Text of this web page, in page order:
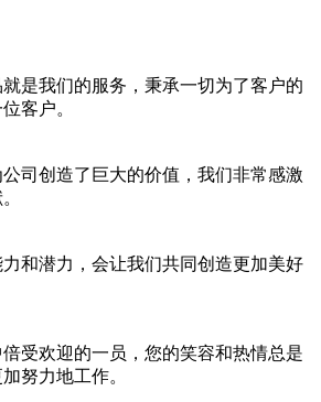
是我们的服务，秉承一切为了客户的
客户。
司创造了巨大的价值，我们非常感激
和潜力，会让我们共同创造更加美好
受欢迎的一员，您的笑容和热情总是
努力地工作。